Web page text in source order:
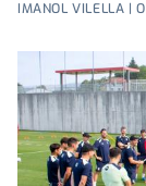
IMANOL VILELLA |